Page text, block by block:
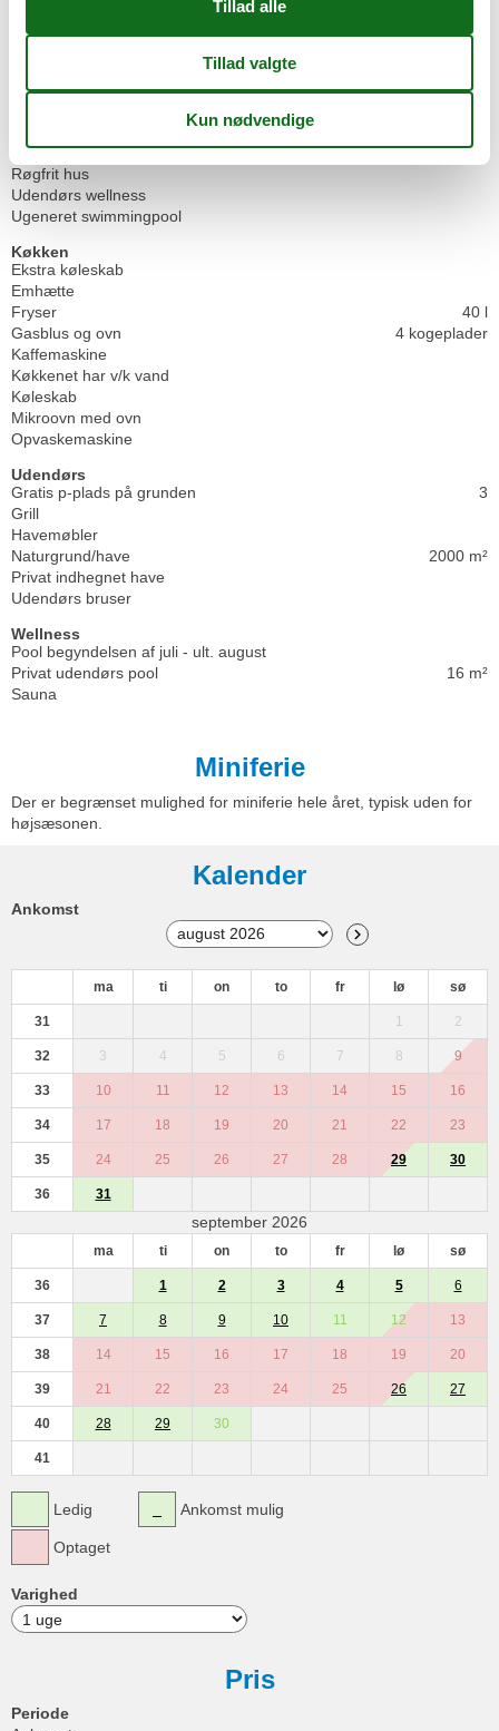
Indendørs spil
Kvalitetshavemøbler
Røgfrit hus
Udendørs wellness
Ugeneret swimmingpool
Køkken
Ekstra køleskab
Emhætte
Fryser
40 l
Gasblus og ovn
4 kogeplader
Kaffemaskine
Køkkenet har v/k vand
Køleskab
Mikroovn med ovn
Opvaskemaskine
Udendørs
Gratis p-plads på grunden
3
Grill
Havemøbler
Naturgrund/have
2000 m²
Privat indhegnet have
Udendørs bruser
Wellness
Pool begyndelsen af juli - ult. august
Privat udendørs pool
16 m²
Sauna
Miniferie
Der er begrænset mulighed for miniferie hele året, typisk uden for
højsæsonen.
Kalender
Ankomst
ma ti on to fr lø sø
31 1 2
32 3 4 5 6 7 8 9
33 10 11 12 13 14 15 16
34 17 18 19 20 21 22 23
35 24 25 26 27 28 29 30
36 31
september 2026
ma ti on to fr lø sø
36 1 2 3 4 5 6
37 7 8 9 10 11 12 13
38 14 15 16 17 18 19 20
39 21 22 23 24 25 26 27
40 28 29 30
41
Ledig
Optaget
Ankomst mulig
Varighed
Pris
Periode